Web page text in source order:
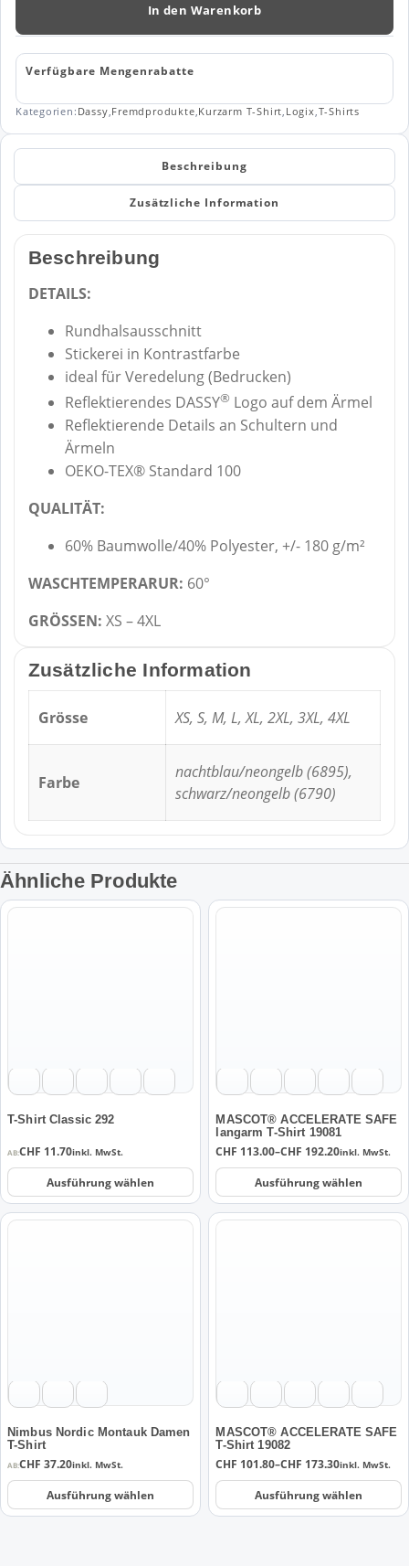
(710057)
In den Warenkorb
Verfügbare Mengenrabatte
Kategorien: Dassy Fremdprodukte Kurzarm T-Shirt Logix T-Shirts
Beschreibung
Zusätzliche Information
Beschreibung
DETAILS:
Rundhalsausschnitt
Stickerei in Kontrastfarbe
ideal für Veredelung (Bedrucken)
Reflektierendes DASSY® Logo auf dem Ärmel
Reflektierende Details an Schultern und
Ärmeln
OEKO-TEX® Standard 100
QUALITÄT:
60% Baumwolle/40% Polyester, +/- 180 g/m²
WASCHTEMPERARUR: 60°
GRÖSSEN: XS – 4XL
Zusätzliche Information
Grösse XS, S, M, L, XL, 2XL, 3XL, 4XL
Farbe
nachtblau/neongelb (6895),
schwarz/neongelb (6790)
Ähnliche Produkte
T-Shirt Classic 292
AB:CHF 11.70inkl. MwSt.
Ausführung wählen
können
auf
der
gewählt
werden
MASCOT® ACCELERATE SAFE
langarm T-Shirt 19081
CHF 113.00–CHF 192.20
Preisspanne:
bis
CHF 192.20
inkl. MwSt.
Ausführung wählen
können
auf
der
Produktseite
gewählt
werden
Nimbus Nordic Montauk Damen
T-Shirt
AB:CHF 37.20inkl. MwSt.
Ausführung wählen
können
auf
der
Produktseite
gewählt
werden
MASCOT® ACCELERATE SAFE
T-Shirt 19082
CHF 101.80–CHF 173.30
Preisspanne:
bis
CHF 173.30
inkl. MwSt.
Ausführung wählen
können
auf
der
Produktseite
gewählt
werden